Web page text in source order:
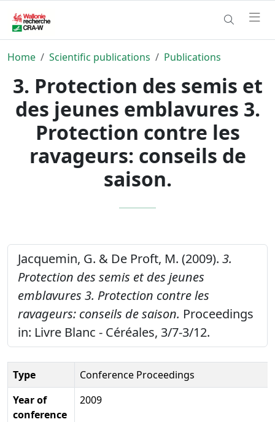
Home Scientific publications Publications
3. Protection des semis et
des jeunes emblavures 3.
Protection contre les
ravageurs: conseils de
saison.
Jacquemin, G. & De Proft, M. (2009). 3.
Protection des semis et des jeunes
emblavures 3. Protection contre les
ravageurs: conseils de saison. Proceedings
in: Livre Blanc - Céréales, 3/7-3/12.
Type
Conference Proceedings
Year of
conference
2009